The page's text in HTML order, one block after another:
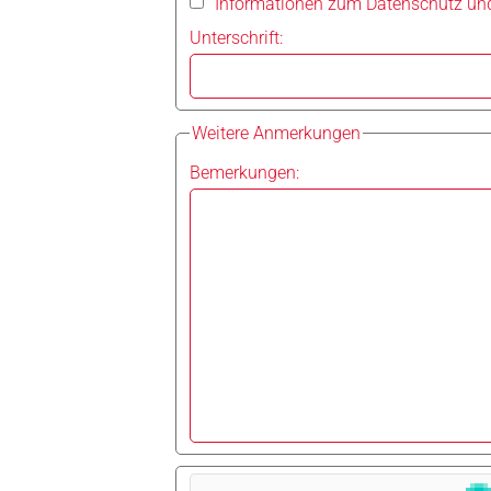
Unterschrift:
Weitere Anmerkungen
Bemerkungen: